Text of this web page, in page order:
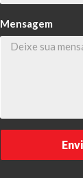
Mensagem